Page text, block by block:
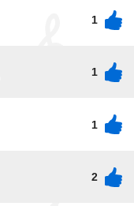
1
1
1
2